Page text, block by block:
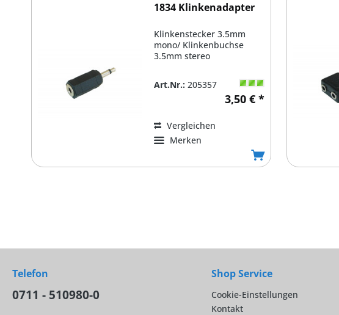
1834 Klinkenadapter
Klinkenstecker 3.5mm
mono/ Klinkenbuchse
3.5mm stereo
Art.Nr.: 205357
3,50 € *
Vergleichen
Merken
Telefon
0711 - 510980-0
Shop Service
Cookie-Einstellungen
Kontakt